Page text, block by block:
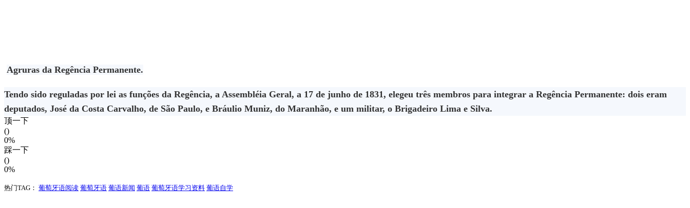
Agruras da Regência Permanente.
Tendo sido reguladas por lei as funções da Regência, a Assembléia Geral, a 17 de junho de 1831, elegeu três membros para integrar a Regência Permanente: dois eram
deputados, José da Costa Carvalho, de São Paulo, e Bráulio Muniz, do Maranhão, e um militar, o Brigadeiro Lima e Silva.
顶一下
()
0%
踩一下
()
0%
热门TAG： 葡萄牙语阅读 葡萄牙语 葡语新闻 葡语 葡萄牙语学习资料 葡语自学